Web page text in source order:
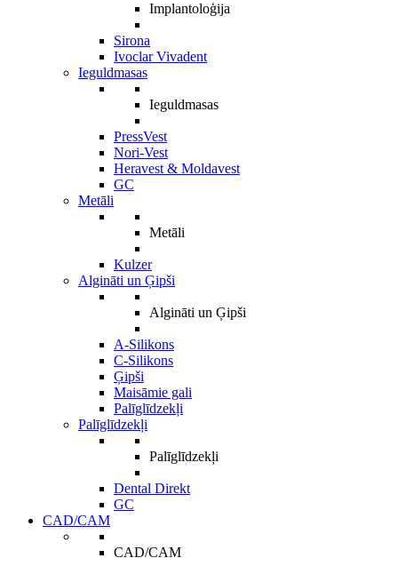
Implantoloģija
Sirona
Ivoclar Vivadent
Ieguldmasas
Ieguldmasas
PressVest
Nori-Vest
Heravest & Moldavest
GC
Metāli
Metāli
Kulzer
Algināti un Ģipši
Algināti un Ģipši
A-Silikons
C-Silikons
Ģipši
Maisāmie gali
Palīglīdzekļi
Palīglīdzekļi
Palīglīdzekļi
Dental Direkt
GC
CAD/CAM
CAD/CAM